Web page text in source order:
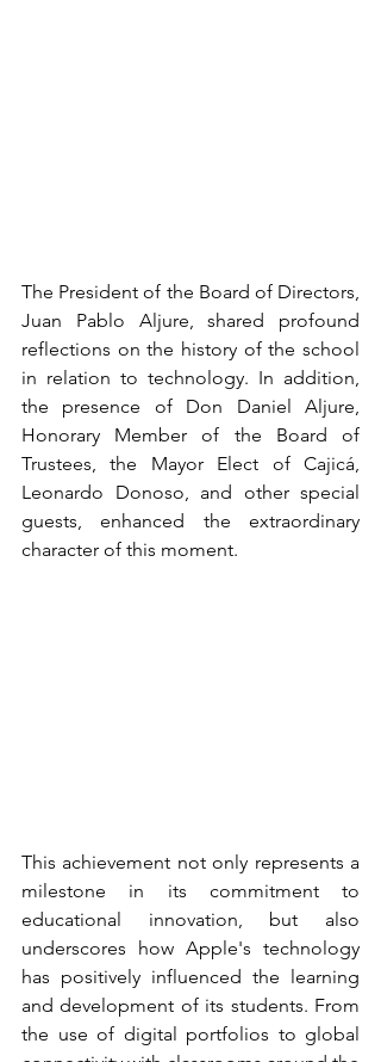
The President of the Board of Directors,
Juan Pablo Aljure, shared profound
reflections on the history of the school
in relation to technology. In addition,
the presence of Don Daniel Aljure,
Honorary Member of the Board of
Trustees, the Mayor Elect of Cajicá,
Leonardo Donoso, and other special
guests, enhanced the extraordinary
character of this moment.
This achievement not only represents a
milestone in its commitment to
educational innovation, but also
underscores how Apple's technology
has positively influenced the learning
and development of its students. From
the use of digital portfolios to global